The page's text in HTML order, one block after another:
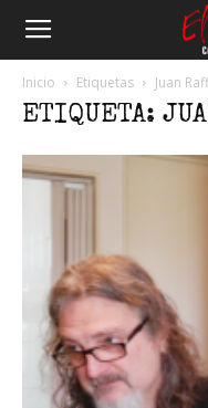
Inicio Etiquetas Juan
ETIQUETA: